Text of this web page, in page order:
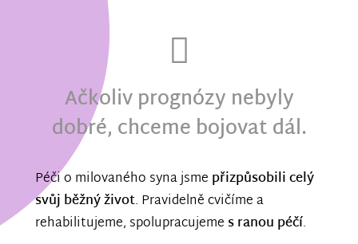
Ačkoliv prognózy nebyly
dobré, chceme bojovat dál.
Péči o milovaného syna jsme přizpůsobili celý
svůj běžný život. Pravidelně cvičíme a
rehabilitujeme, spolupracujemes ranou péčí.